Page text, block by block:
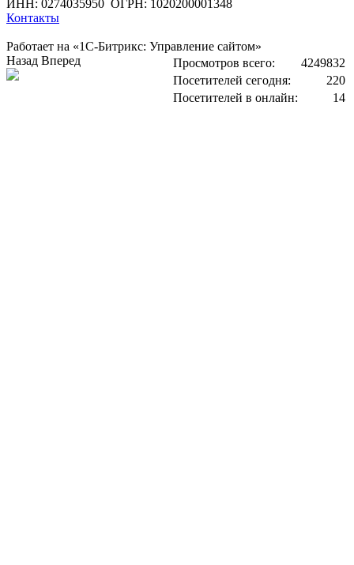
ИНН: 0274035950 ОГРН: 1020200001348
Контакты
Работает на «1С-Битрикс: Управление сайтом»
Просмотров всего:
4249832
Посетителей сегодня:
220
Посетителей в онлайн:
14
Назад Вперед